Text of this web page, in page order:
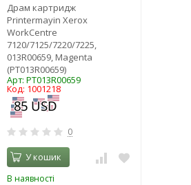
Драм картридж
Printermayin Xerox
WorkCentre
7120/7125/7220/7225,
013R00659, Magenta
(PT013R00659)
Арт: PT013R00659
Код: 1001218
0
У кошик
В наявності